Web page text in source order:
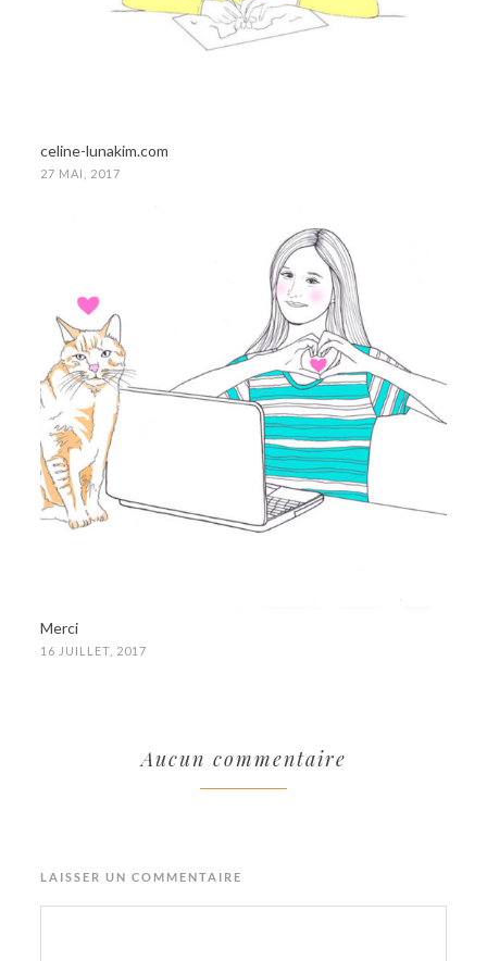
celine-lunakim.com
27 MAI, 2017
Merci
16 JUILLET, 2017
Aucun commentaire
LAISSER UN COMMENTAIRE